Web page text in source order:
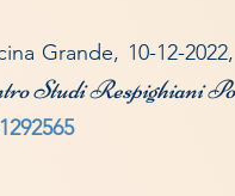
Grande, 10-12-2022,
Studi Respighiani